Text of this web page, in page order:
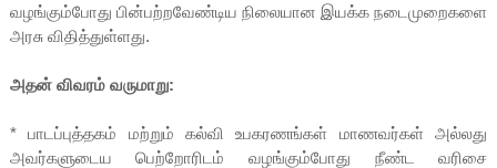
வழங்கும்போது பின்பற்றவேண்டிய நிலையான இயக்க நடைமுறைகளை
அரசு விதித்துள்ளது.
அதன் விவரம் வருமாறு:
* பாடப்புத்தகம் மற்றும் கல்வி உபகரணங்கள் மாணவர்கள் அல்லது
அவர்களுடைய பெற்றோரிடம் வழங்கும்போது நீண்ட வரிசை